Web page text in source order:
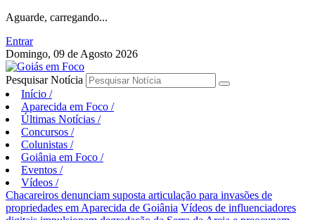
Aguarde, carregando...
Entrar
Domingo, 09 de Agosto 2026
Pesquisar Notícia
Início /
Aparecida em Foco /
Últimas Notícias /
Concursos /
Colunistas /
Goiânia em Foco /
Eventos /
Vídeos /
Chacareiros denunciam suposta articulação para invasões de
propriedades em Aparecida de Goiânia Vídeos de influenciadores